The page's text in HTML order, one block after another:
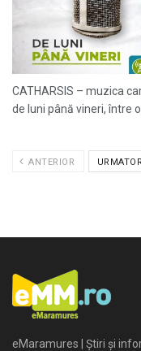
CATHARSIS – muzica
de luni până vineri, între
ANTERIOR URMATOR
eMaramures | Știri și